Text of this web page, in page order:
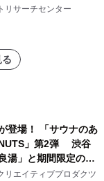
リサーチセンター
登場！ 「サウナのあ
」第2弾 渋谷
湯」と期間限定のコ
サウナイキタイコラ
リエイティブプロダクツ